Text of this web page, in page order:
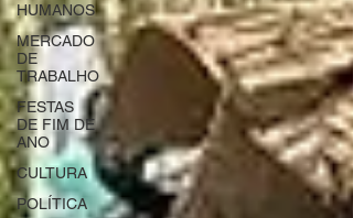
HUMANOS
MERCADO
DE
TRABALHO
FESTAS
DE FIM DE
ANO
CULTURA
POLÍTICA